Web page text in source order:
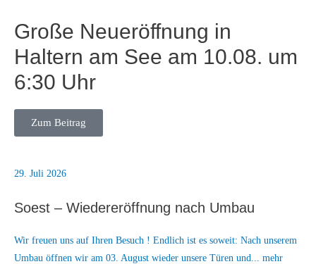
Große Neueröffnung in
Haltern am See am 10.08. um
6:30 Uhr
Zum Beitrag
29. Juli 2026
Soest – Wiedereröffnung nach Umbau
Wir freuen uns auf Ihren Besuch ! Endlich ist es soweit: Nach unserem
Umbau öffnen wir am 03. August wieder unsere Türen und... mehr